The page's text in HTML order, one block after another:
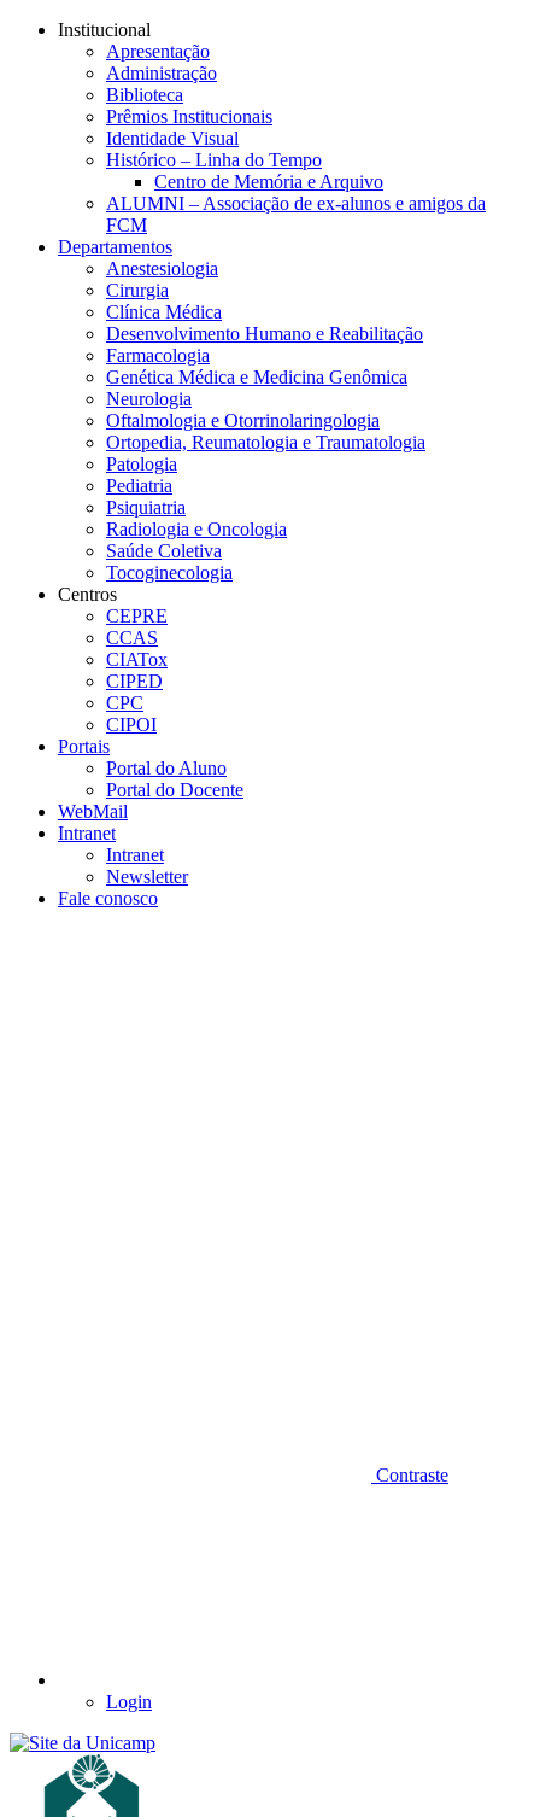
Conteúdo principal
Institucional
Apresentação
Administração
Biblioteca
Prêmios Institucionais
Identidade Visual
Histórico – Linha do Tempo
Centro de Memória e Arquivo
ALUMNI – Associação de ex-alunos e amigos da
FCM
Departamentos
Anestesiologia
Cirurgia
Clínica Médica
Desenvolvimento Humano e Reabilitação
Farmacologia
Genética Médica e Medicina Genômica
Neurologia
Oftalmologia e Otorrinolaringologia
Ortopedia, Reumatologia e Traumatologia
Patologia
Pediatria
Psiquiatria
Radiologia e Oncologia
Saúde Coletiva
Tocoginecologia
Centros
CEPRE
CCAS
CIATox
CIPED
CPC
CIPOI
Portais
Portal do Aluno
Portal do Docente
WebMail
Intranet
Intranet
Newsletter
Fale conosco
Contraste
Login